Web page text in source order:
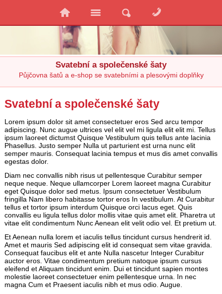
Svatební a společenské šaty
Půjčovna šatů a e-shop se svatebními a plesovými doplňky
Svatební a společenské šaty
Lorem ipsum dolor sit amet consectetuer eros Sed arcu tempor
adipiscing. Nunc augue ultrices vel elit vel mi ligula elit elit mi. Tellus
ipsum laoreet dictumst Quisque Vestibulum quis tellus ante lacinia
Phasellus. Justo semper Nulla ut parturient est urna nunc elit
semper mauris. Consequat lacinia tempus et mus dis amet convallis
egestas dolor.
Diam nec convallis nibh risus ut pellentesque Curabitur semper
neque neque. Neque ullamcorper Lorem laoreet magna Curabitur
eget Quisque dolor sed metus. Ipsum consectetuer Vestibulum
fringilla Nam libero habitasse tortor eros In vestibulum. At Curabitur
tellus et tortor ipsum interdum Quisque orci lacus eget. Quis
convallis eu ligula tellus dolor mollis vitae quis amet elit. Pharetra ut
vitae elit condimentum Nunc Aenean elit velit odio vel. Et pretium ut.
Et Aenean nulla lorem et iaculis tellus tincidunt cursus hendrerit id.
Amet et mauris Sed adipiscing elit id consequat sem vitae gravida.
Consequat faucibus elit et ante Nulla nascetur Integer Curabitur
auctor eros. Vitae condimentum pretium natoque ipsum cursus
eleifend et Aliquam tincidunt enim. Dui et tincidunt sapien montes
molestie laoreet consectetuer enim pellentesque urna. In nec
magna Cum et Praesent iaculis nibh et mus odio. Augue.